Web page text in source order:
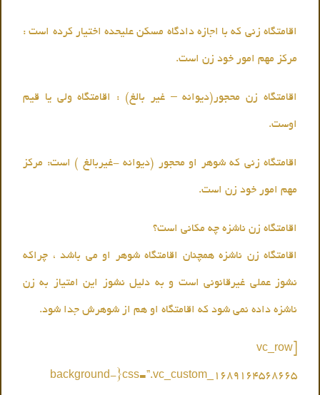
اقامتگاه زنی که با اجازه دادگاه مسکن علیحده اختیار کرده است :
مرکز مهم امور خود زن است.
اقامتگاه زن محجور(دیوانه – غیر بالغ) : اقامتگاه ولی یا قیم
اوست.
اقامتگاه زنی که شوهر او محجور (دیوانه -غیربالغ ) است: مرکز
مهم امور خود زن است.
اقامتگاه زن ناشزه چه مکانی است؟
اقامتگاه زن ناشزه همچنان اقامتگاه شوهر او می باشد ، چراکه
نشوز عملی غیرقانونی است و به دلیل نشوز این امتیاز به زن
ناشزه داده نمی شود که اقامتگاه او هم از شوهرش جدا شود.
[vc_row
css=”.vc_custom_1689164568665{background-